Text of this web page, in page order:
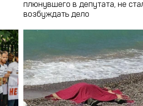
плюнувшего в депутата, не
возбуждать дело